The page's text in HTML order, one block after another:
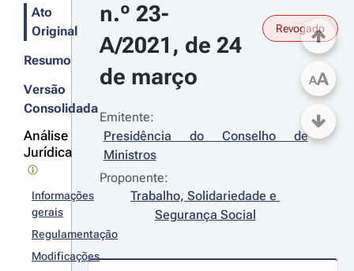
Ato
Original
Resumo
Versão
Consolidada
Análise
Jurídica
Informações
gerais
Regulamentação
Modificações
n.º 23-
A/2021, de 24
de março
Revogado
Emitente:
Presidência do Conselho de
Ministros
Proponente:
Trabalho, Solidariedade e
Segurança Social
AA